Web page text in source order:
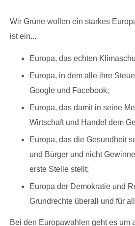
Wir Grüne wollen ein starkes
ist ein...
Europa, das echten
Europa, in dem alle ihre
Google und Facebook;
Europa, das damit in seine
Wirtschaft und Handel dem
Europa, das die Gesundheit
und Bürger und nicht
erste Stelle stellt;
Europa der Demokratie und
Grundrechte überall und für
Bei den Europawahlen geht es um